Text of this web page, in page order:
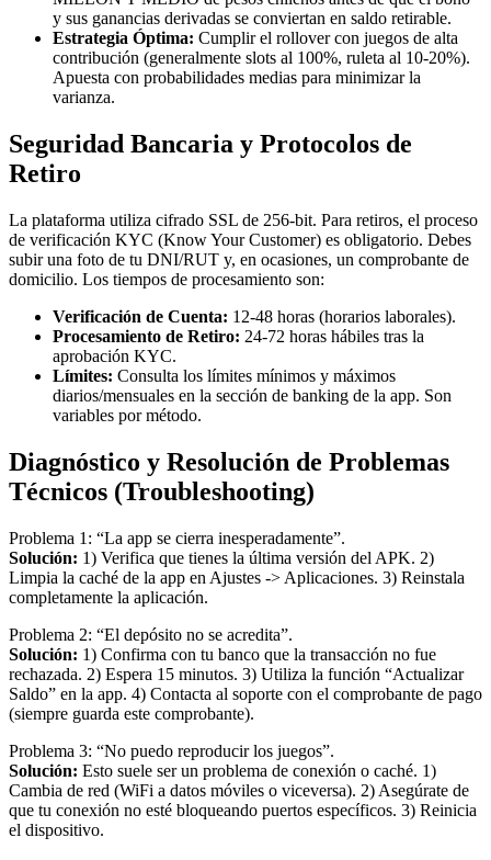
y sus ganancias derivadas se conviertan en saldo retirable.
Estrategia Óptima: Cumplir el rollover con juegos de alta
contribución (generalmente slots al 100%, ruleta al 10-20%).
Apuesta con probabilidades medias para minimizar la
varianza.
Seguridad Bancaria y Protocolos de
Retiro
La plataforma utiliza cifrado SSL de 256-bit. Para retiros, el proceso
de verificación KYC (Know Your Customer) es obligatorio. Debes
subir una foto de tu DNI/RUT y, en ocasiones, un comprobante de
domicilio. Los tiempos de procesamiento son:
Verificación de Cuenta: 12-48 horas (horarios laborales).
Procesamiento de Retiro: 24-72 horas hábiles tras la
aprobación KYC.
Límites: Consulta los límites mínimos y máximos
diarios/mensuales en la sección de banking de la app. Son
variables por método.
Diagnóstico y Resolución de Problemas
Técnicos (Troubleshooting)
Problema 1: “La app se cierra inesperadamente”.
Solución: 1) Verifica que tienes la última versión del APK. 2)
Limpia la caché de la app en Ajustes -> Aplicaciones. 3) Reinstala
completamente la aplicación.
Problema 2: “El depósito no se acredita”.
Solución: 1) Confirma con tu banco que la transacción no fue
rechazada. 2) Espera 15 minutos. 3) Utiliza la función “Actualizar
Saldo” en la app. 4) Contacta al soporte con el comprobante de pago
(siempre guarda este comprobante).
Problema 3: “No puedo reproducir los juegos”.
Solución: Esto suele ser un problema de conexión o caché. 1)
Cambia de red (WiFi a datos móviles o viceversa). 2) Asegúrate de
que tu conexión no esté bloqueando puertos específicos. 3) Reinicia
el dispositivo.